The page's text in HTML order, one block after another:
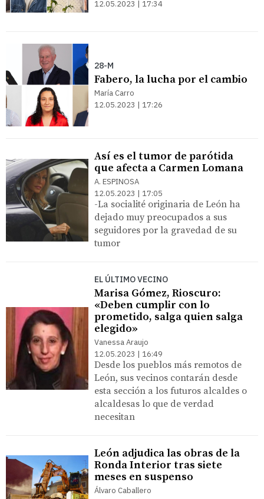
12.05.2023 | 17:34
28-M
Fabero, la lucha por el cambio
María Carro
12.05.2023 | 17:26
Así es el tumor de parótida
que afecta a Carmen Lomana
A. ESPINOSA
12.05.2023 | 17:05
-La socialité originaria de León ha
dejado muy preocupados a sus
seguidores por la gravedad de su
tumor
EL ÚLTIMO VECINO
Marisa Gómez, Rioscuro:
«Deben cumplir con lo
prometido, salga quien salga
elegido»
Vanessa Araujo
12.05.2023 | 16:49
Desde los pueblos más remotos de
León, sus vecinos contarán desde
esta sección a los futuros alcaldes o
alcaldesas lo que de verdad
necesitan
León adjudica las obras de la
Ronda Interior tras siete
meses en suspenso
Álvaro Caballero